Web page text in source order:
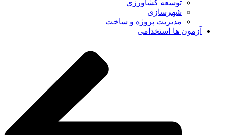
توسعه کشاورزی
شهرسازی
مدیریت پروژه و ساخت
آزمون ها استخدامی